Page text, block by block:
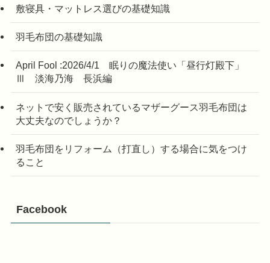
敷寝具・マットレス選びの基礎知識
羽毛布団の基礎知識
April Fool :2026/4/1 眠りの魔法使い「昼行灯殿下」
Ⅲ 淡海乃海 長浜編
ネットで安く販売されているマザーグース羽毛布団は
大丈夫なのでしょうか？
羽毛布団をリフォーム（打直し）する場合に気をつけ
ること
Facebook